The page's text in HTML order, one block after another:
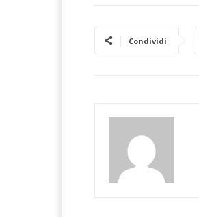
Condividi